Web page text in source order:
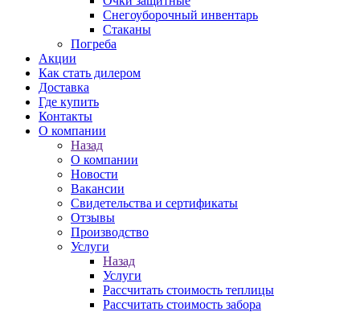
Снегоуборочный инвентарь
Стаканы
Погреба
Акции
Как стать дилером
Доставка
Где купить
Контакты
О компании
Назад
О компании
Новости
Вакансии
Свидетельства и сертификаты
Отзывы
Производство
Услуги
Назад
Услуги
Рассчитать стоимость теплицы
Рассчитать стоимость забора